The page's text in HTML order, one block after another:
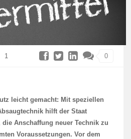
1 0
leicht gemacht: Mit speziellen
hilft der Staat
die Anschaffung neuer Technik zu
Voraussetzungen. Vor dem